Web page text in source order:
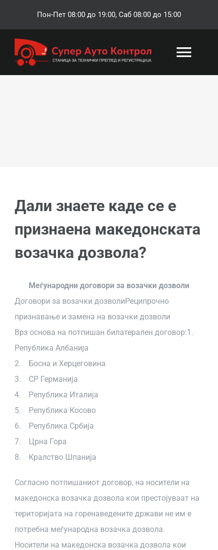
content
Пон-Пет 08:00 до 19:00, Саб 08:00 до 15:00
ЗА НАС
КАРИЕРА
КОНТАКТ
САК КЛУБ
Дали знаете каде се е
признаена македонската
возачка дозвола?
Меѓународни договори за возачки дозволи
Договори за возачки дозволиРеципрочно
признавање и замена на возачки дозволи
Врз основа на потпишан билатерален договор:1.
Република Албанија
2. Босна и Херцеговина
3. СР Германија
4. Република Италија
5. Република Косово
6. Република Србија
7. Црна Гора
8. Кралство Шпанија
Согласно потпишаниот договор, на носители на
македонска возачка дозвола кои престојуваат на
територијата на горенаведените држави не им е
потребна меѓународна возачка дозвола.
Носители на македонска возачка дозвола кои